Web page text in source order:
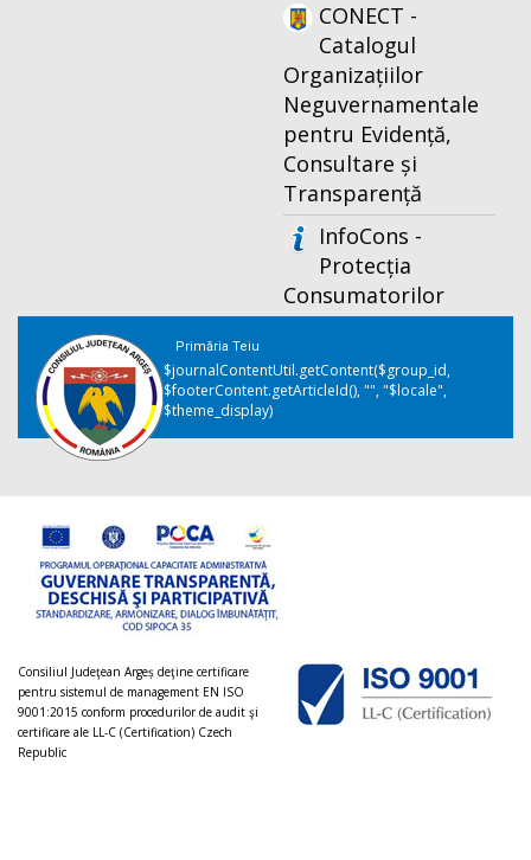
CONECT -
Catalogul
Organizațiilor
Neguvernamentale
pentru Evidență,
Consultare și
Transparență
InfoCons -
Protecția
Consumatorilor
Primăria Teiu
$journalContentUtil.getContent($group_id,
$footerContent.getArticleId(), "", "$locale",
$theme_display)
Consiliul Judeţean Argeș deţine certificare
pentru sistemul de management EN ISO
9001:2015 conform procedurilor de audit şi
certificare ale LL-C (Certification) Czech
Republic